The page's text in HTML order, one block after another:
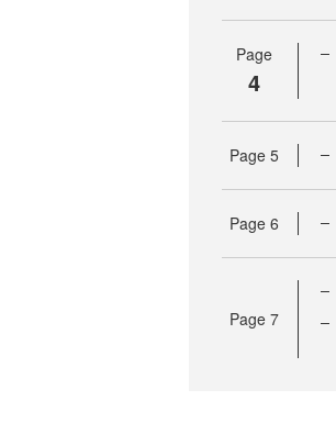
Page
4
Page 5
Page 6
Page 7